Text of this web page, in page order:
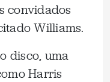
convidados
Williams.
disco, uma
Harris